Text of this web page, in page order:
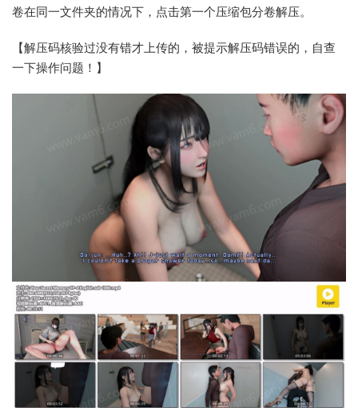
卷在同一文件夹的情况下，点击第一个压缩包分卷解压。
【解压码核验过没有错才上传的，被提示解压码错误的，自查
一下操作问题！】